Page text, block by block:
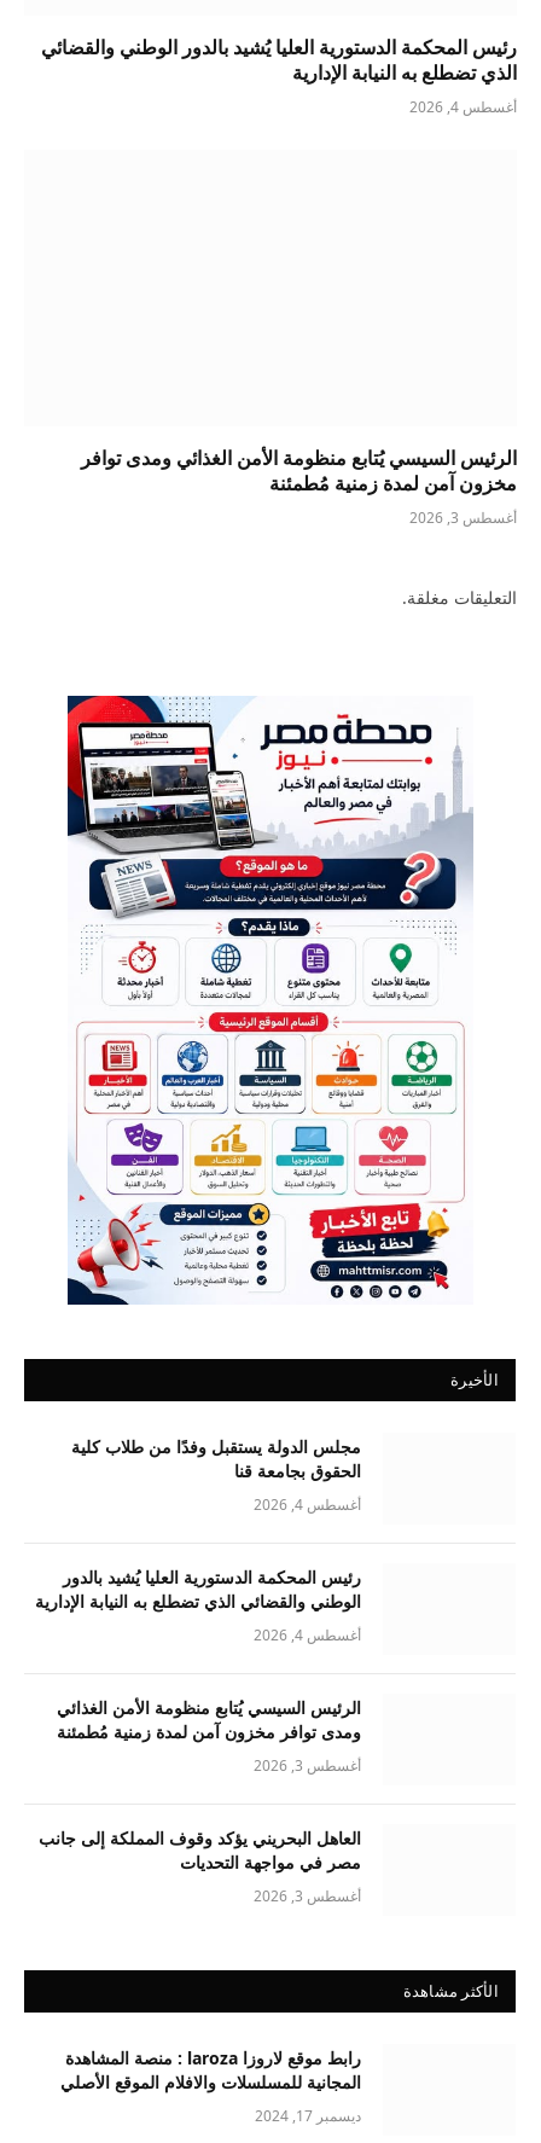
رئيس المحكمة الدستورية العليا يُشيد بالدور الوطني والقضائي
الذي تضطلع به النيابة الإدارية
أغسطس 4, 2026
الرئيس السيسي يُتابع منظومة الأمن الغذائي ومدى توافر
مخزون آمن لمدة زمنية مُطمئنة
أغسطس 3, 2026
التعليقات مغلقة.
الأخيرة
مجلس الدولة يستقبل وفدًا من طلاب كلية
الحقوق بجامعة قنا
أغسطس 4, 2026
رئيس المحكمة الدستورية العليا يُشيد بالدور
الوطني والقضائي الذي تضطلع به النيابة الإدارية
أغسطس 4, 2026
الرئيس السيسي يُتابع منظومة الأمن الغذائي
ومدى توافر مخزون آمن لمدة زمنية مُطمئنة
أغسطس 3, 2026
العاهل البحريني يؤكد وقوف المملكة إلى جانب
مصر في مواجهة التحديات
أغسطس 3, 2026
الأكثر مشاهدة
رابط موقع لاروزا laroza : منصة المشاهدة
المجانية للمسلسلات والافلام الموقع الأصلي
ديسمبر 17, 2024